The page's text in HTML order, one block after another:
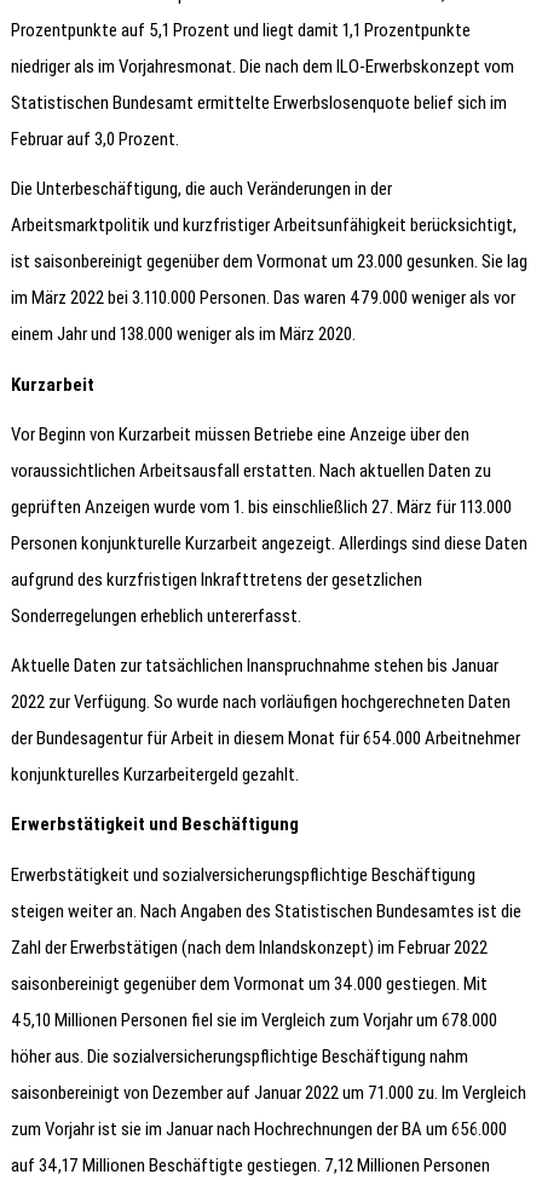
Prozentpunkte auf 5,1 Prozent und liegt damit 1,1 Prozentpunkte
niedriger als im Vorjahresmonat. Die nach dem ILO-Erwerbskonzept vom
Statistischen Bundesamt ermittelte Erwerbslosenquote belief sich im
Februar auf 3,0 Prozent.
Die Unterbeschäftigung, die auch Veränderungen in der
Arbeitsmarktpolitik und kurzfristiger Arbeitsunfähigkeit berücksichtigt,
ist saisonbereinigt gegenüber dem Vormonat um 23.000 gesunken. Sie lag
im März 2022 bei 3.110.000 Personen. Das waren 479.000 weniger als vor
einem Jahr und 138.000 weniger als im März 2020.
Kurzarbeit
Vor Beginn von Kurzarbeit müssen Betriebe eine Anzeige über den
voraussichtlichen Arbeitsausfall erstatten. Nach aktuellen Daten zu
geprüften Anzeigen wurde vom 1. bis einschließlich 27. März für 113.000
Personen konjunkturelle Kurzarbeit angezeigt. Allerdings sind diese Daten
aufgrund des kurzfristigen Inkrafttretens der gesetzlichen
Sonderregelungen erheblich untererfasst.
Aktuelle Daten zur tatsächlichen Inanspruchnahme stehen bis Januar
2022 zur Verfügung. So wurde nach vorläufigen hochgerechneten Daten
der Bundesagentur für Arbeit in diesem Monat für 654.000 Arbeitnehmer
konjunkturelles Kurzarbeitergeld gezahlt.
Erwerbstätigkeit und Beschäftigung
Erwerbstätigkeit und sozialversicherungspflichtige Beschäftigung
steigen weiter an. Nach Angaben des Statistischen Bundesamtes ist die
Zahl der Erwerbstätigen (nach dem Inlandskonzept) im Februar 2022
saisonbereinigt gegenüber dem Vormonat um 34.000 gestiegen. Mit
45,10 Millionen Personen fiel sie im Vergleich zum Vorjahr um 678.000
höher aus. Die sozialversicherungspflichtige Beschäftigung nahm
saisonbereinigt von Dezember auf Januar 2022 um 71.000 zu. Im Vergleich
zum Vorjahr ist sie im Januar nach Hochrechnungen der BA um 656.000
auf 34,17 Millionen Beschäftigte gestiegen. 7,12 Millionen Personen